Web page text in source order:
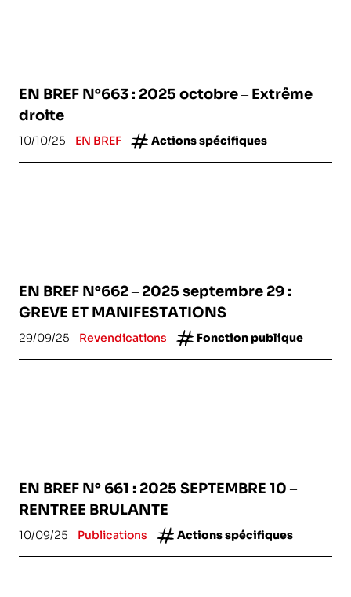
EN BREF N°663 : 2025 octobre – Extrême
droite
10/10/25 EN BREF Actions spécifiques
EN BREF N°662 – 2025 septembre 29 :
GREVE ET MANIFESTATIONS
29/09/25 Revendications Fonction publique
EN BREF N° 661 : 2025 SEPTEMBRE 10 –
RENTREE BRULANTE
10/09/25 Publications Actions spécifiques